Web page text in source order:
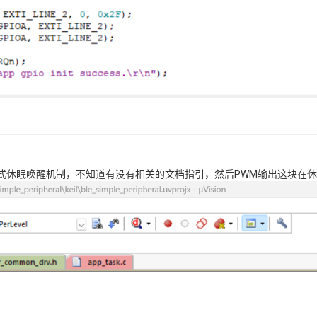
眠唤醒机制，不知道有没有相关的文档指引，然后PWM输出这块在